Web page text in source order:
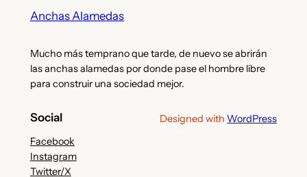
Anchas Alamedas
Mucho más temprano que tarde, de nuevo se abrirán
las anchas alamedas por donde pase el hombre libre
para construir una sociedad mejor.
Social
Facebook
Instagram
Twitter/X
Designed with WordPress